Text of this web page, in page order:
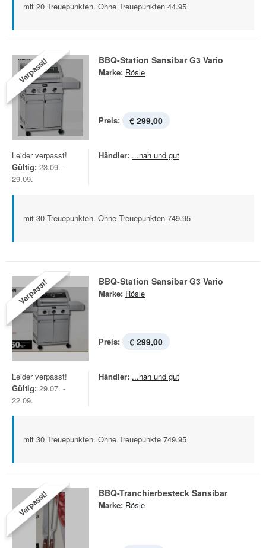
mit 20 Treuepunkten. Ohne Treuepunkten 44.95
Verpasst! BBQ-Station Sansibar G3 Vario
Marke: Rösle
Preis: € 299,00
Leider verpasst!
Gültig: 23.09. -
29.09.
Händler: ...nah und gut
mit 30 Treuepunkten. Ohne Treuepunkten 749.95
Verpasst! BBQ-Station Sansibar G3 Vario
Marke: Rösle
Preis: € 299,00
Leider verpasst!
Gültig: 29.07. -
22.09.
Händler: ...nah und gut
mit 30 Treuepunkten. Ohne Treuepunkte 749.95
Verpasst! BBQ-Tranchierbesteck Sansibar
Marke: Rösle